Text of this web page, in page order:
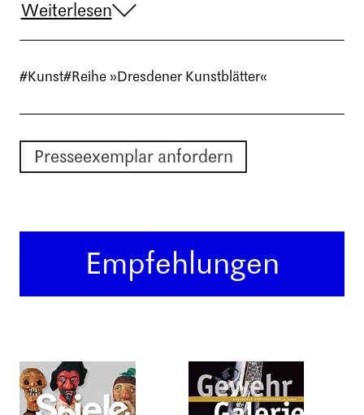
Weiterlesen
#Kunst#Reihe »Dresdener Kunstblätter«
Presseexemplar anfordern
Empfehlungen